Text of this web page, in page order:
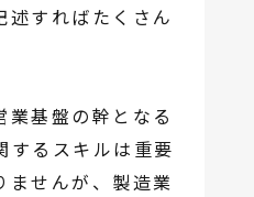
述すればたくさん
業基盤の幹となる
するスキルは重要
ませんが、製造業